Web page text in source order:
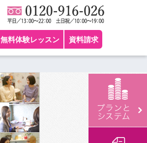
無料体験レッスン 資料請求